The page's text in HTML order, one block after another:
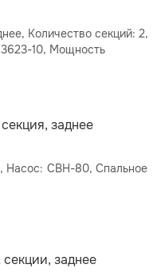
заднее
Насос: СВН-80, Спальное
заднее